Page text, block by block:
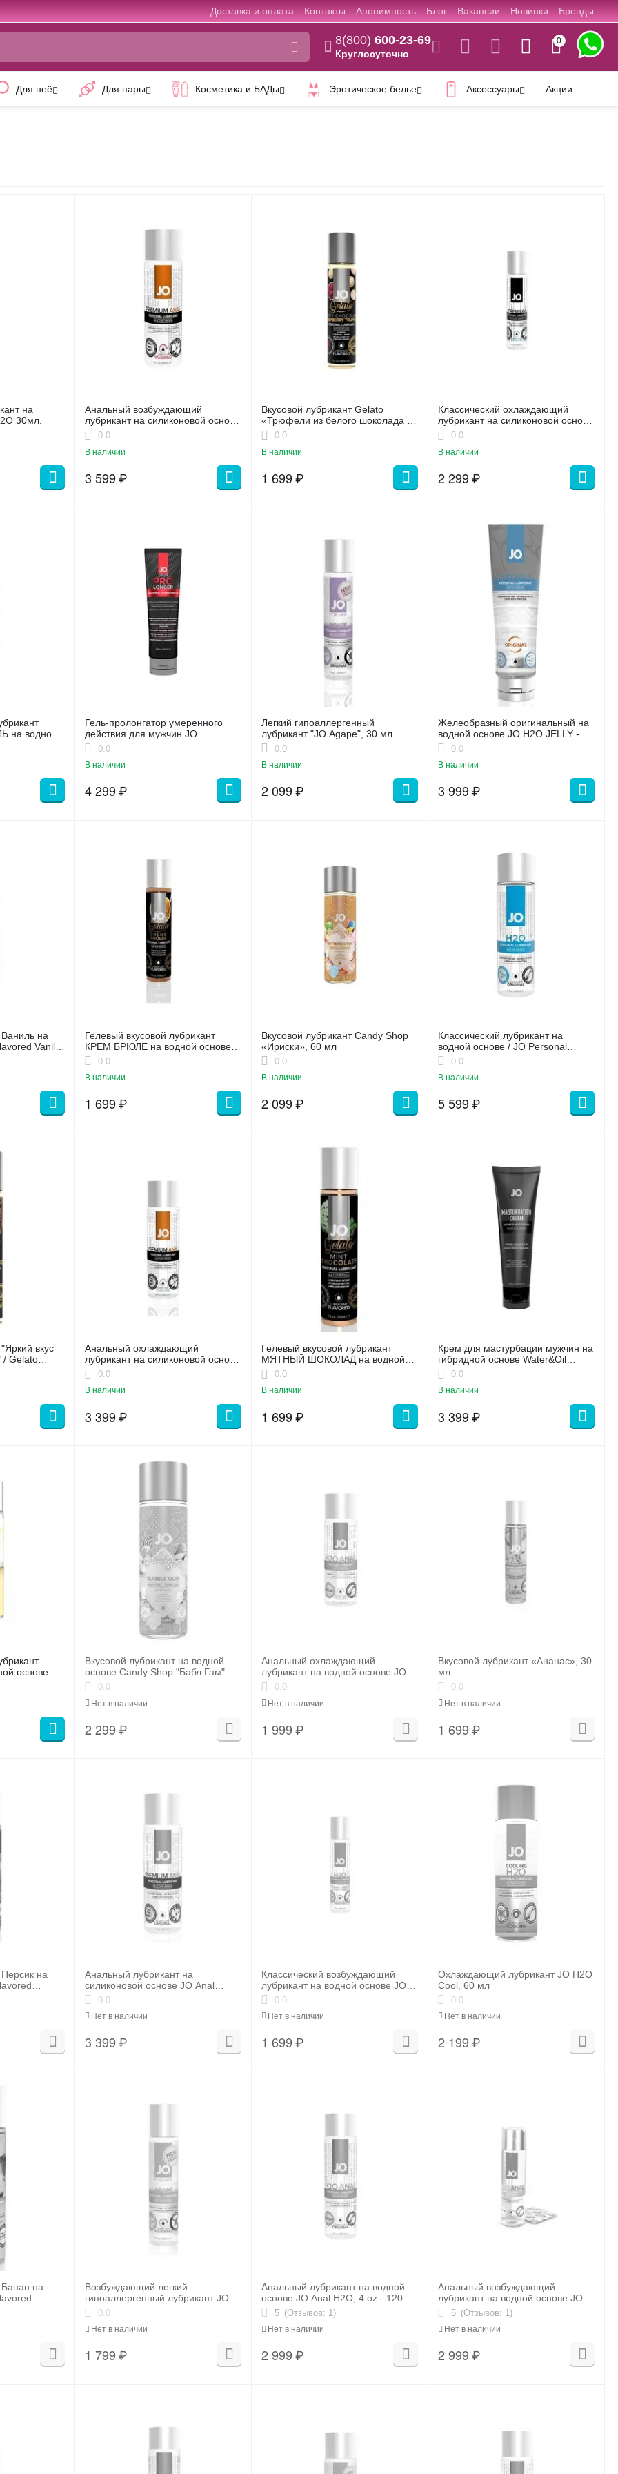
Доставка и оплата Контакты Анонимность Блог Вакансии Новинки Бренды
8(800) 600-23-69
Круглосуточно
0
Для неё Для пары Косметика и БАДы Эротическое белье Аксессуары Акции
на
30мл.
Анальный возбуждающий
лубрикант на силиконовой основе
JO Anal Premium Warming
0.0
В наличии
3 599₽
Вкусовой лубрикант Gelato
«Трюфели из белого шоколада с
малиной», 30 мл
0.0
В наличии
1 699₽
Классический охлаждающий
лубрикант на силиконовой основе
JO Premium COOL 1oz (30 мл)
0.0
В наличии
2 299₽
водной
Гель-пролонгатор умеренного
действия для мужчин JO
0.0
В наличии
4 299₽
Легкий гипоаллергенный
лубрикант "JO Agape", 30 мл
0.0
В наличии
2 099₽
Желеобразный оригинальный на
водной основе JO H2O JELLY -
ORIGINAL 120 мл.
0.0
В наличии
3 999₽
Ваниль на
Vanilla
Гелевый вкусовой лубрикант
КРЕМ БРЮЛЕ на водной основе
JO GELATO CREME BRULEE
FLAVORED, 30 мл
0.0
В наличии
1 699₽
Вкусовой лубрикант Candy Shop
«Ириски», 60 мл
0.0
В наличии
2 099₽
Классический лубрикант на
водной основе / JO Personal
Lubricant H2O 8oz - 240 мл.
0.0
В наличии
5 599₽
вкус
/ Gelato
30мл
Анальный охлаждающий
лубрикант на силиконовой основе
JO Anal Premium COOL, (60 мл)
0.0
В наличии
3 399₽
Гелевый вкусовой лубрикант
МЯТНЫЙ ШОКОЛАД на водной
основе JO GELATO MINT
CHOCOLATE FLAVORED, 30мл
0.0
В наличии
1 699₽
Крем для мастурбации мужчин на
гибридной основе Water&Oil
Hybrid - 120 мл.
0.0
В наличии
3 399₽
основе JO
60 мл
Вкусовой лубрикант на водной
основе Candy Shop "Бабл Гам"
(Bubblegum) - 60 мл.
0.0
Нет в наличии
2 299₽
Анальный охлаждающий
лубрикант на водной основе JO
Anal H2O COOL, 2 oz (60мл.)
0.0
Нет в наличии
1 999₽
Вкусовой лубрикант «Ананас», 30
мл
0.0
Нет в наличии
1 699₽
Персик на
Анальный лубрикант на
силиконовой основе JO Anal
Premium, 2 oz (60мл.)
0.0
Нет в наличии
3 399₽
Классический возбуждающий
лубрикант на водной основе JO
H2O Warming, 1 oz (30мл.)
0.0
Нет в наличии
1 699₽
Охлаждающий лубрикант JO H2O
Cool, 60 мл
0.0
Нет в наличии
2 199₽
Банан на
Возбуждающий легкий
гипоаллергенный лубрикант JO
0.0
Нет в наличии
1 799₽
Анальный лубрикант на водной
основе JO Anal H2O, 4 oz - 120
мл.
(Отзывов: 1)
5
Нет в наличии
2 999₽
Анальный возбуждающий
лубрикант на водной основе JO
Anal H2O Warming, 4 oz (120мл.)
(Отзывов: 1)
5
Нет в наличии
2 999₽